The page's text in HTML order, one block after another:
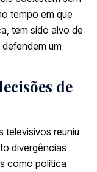
tempo em que
tem sido alvo de
um
de
televisivos reuniu
divergências
como política